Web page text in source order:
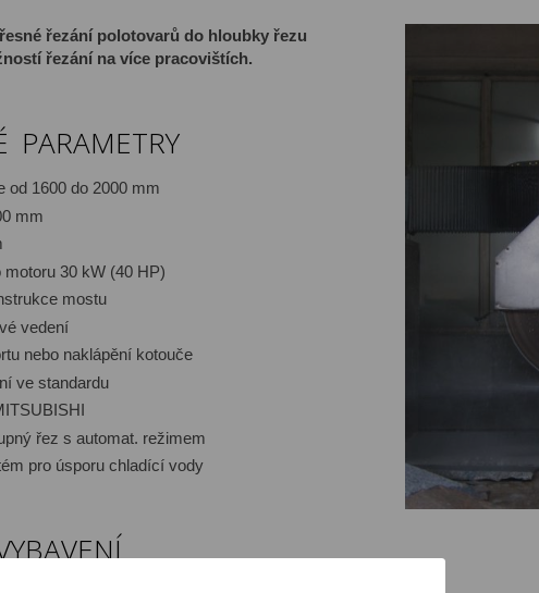
řezání polotovarů do hloubky řezu
řezání na více pracovištích.
PARAMETRY
od 1600 do 2000 mm
mm
30 kW (40 HP)
mostu
vedení
nebo naklápění kotouče
ve standardu
řez s automat. režimem
pro úsporu chladící vody